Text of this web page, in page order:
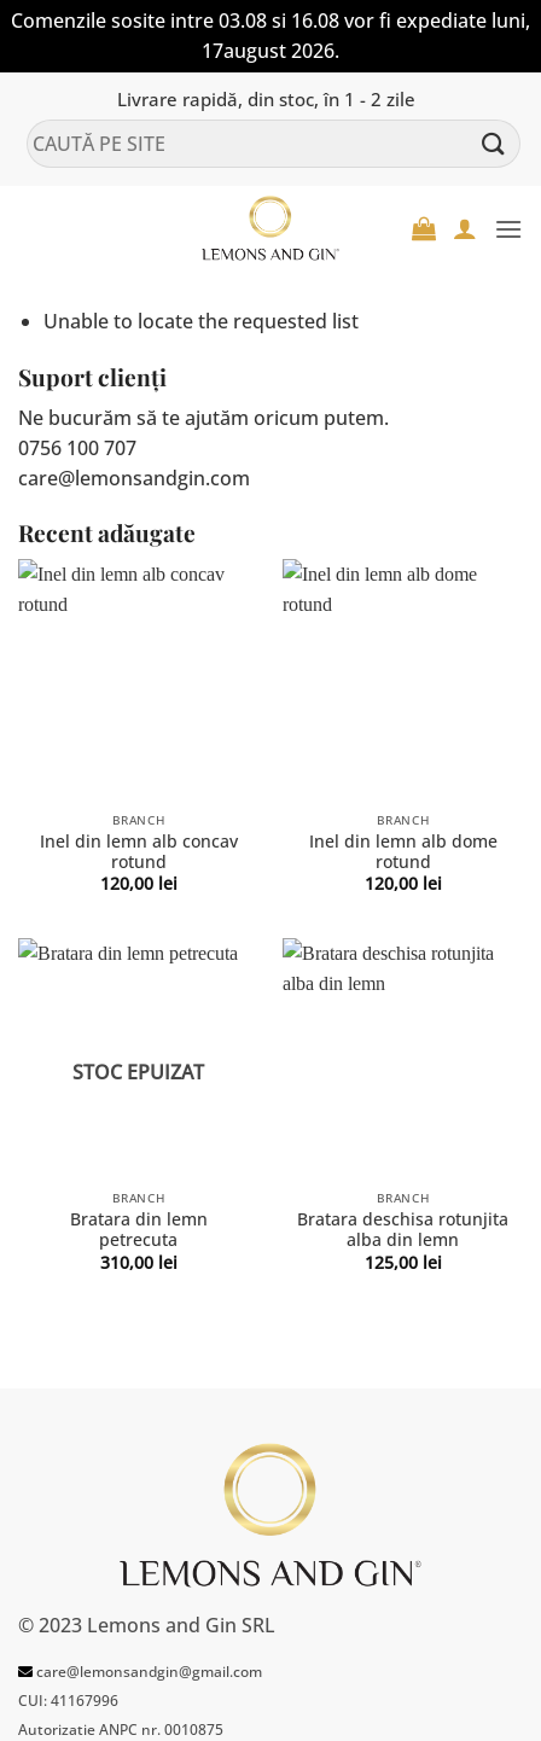
Comenzile sosite intre 03.08 si 16.08 vor fi expediate luni,
17august 2026.
content
Livrare rapidă, din stoc, în 1 - 2 zile
Caută
după:
Unable to locate the requested list
Suport clienți
Ne bucurăm să te ajutăm oricum putem.
0756 100 707
care@lemonsandgin.com
Recent adăugate
BRANCH
Inel din lemn alb concav
rotund
120,00 lei
BRANCH
Inel din lemn alb dome
rotund
120,00 lei
STOC EPUIZAT
BRANCH
Bratara din lemn
petrecuta
310,00 lei
BRANCH
Bratara deschisa rotunjita
alba din lemn
125,00 lei
© 2023 Lemons and Gin SRL
care@lemonsandgin@gmail.com
CUI: 41167996
Autorizatie ANPC nr. 0010875